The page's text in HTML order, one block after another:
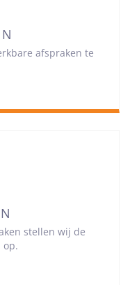
afspraken te
stellen wij de
op.